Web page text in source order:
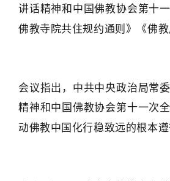
讲话精神和中国佛教协会第十
佛教寺院共住规约通则》
《佛
会议指出，中共中央政治局常
精神和中国佛教协会第十一次
动佛教中国化行稳致远的根本遵